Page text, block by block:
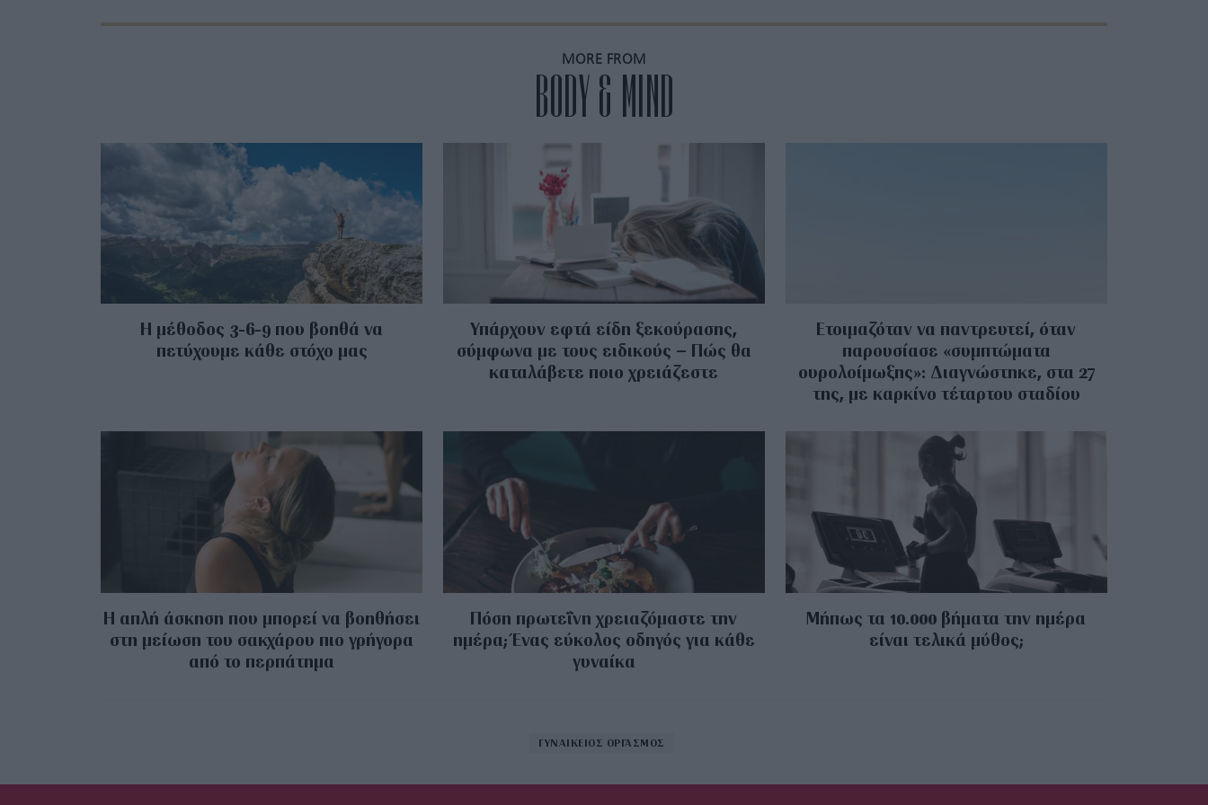
MORE FROM
BODY & MIND
Η μέθοδος 3-6-9 που βοηθά να
πετύχουμε κάθε στόχο μας
Υπάρχουν εφτά είδη ξεκούρασης,
σύμφωνα με τους ειδικούς – Πώς θα
καταλάβετε ποιο χρειάζεστε
Ετοιμαζόταν να παντρευτεί, όταν
παρουσίασε «συμπτώματα
ουρολοίμωξης»: Διαγνώστηκε, στα 27
της, με καρκίνο τέταρτου σταδίου
Η απλή άσκηση που μπορεί να βοηθήσει
στη μείωση του σακχάρου πιο γρήγορα
από το περπάτημα
Πόση πρωτεΐνη χρειαζόμαστε την
ημέρα; Ένας εύκολος οδηγός για κάθε
γυναίκα
Μήπως τα 10.000 βήματα την ημέρα
είναι τελικά μύθος;
ΓΥΝΑΙΚΕΙΟΣ ΟΡΓΑΣΜΟΣ